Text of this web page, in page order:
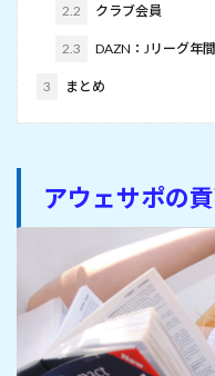
2.2 クラブ会員
2.3 DAZN：Jリーグ年
3 まとめ
アウェサポの